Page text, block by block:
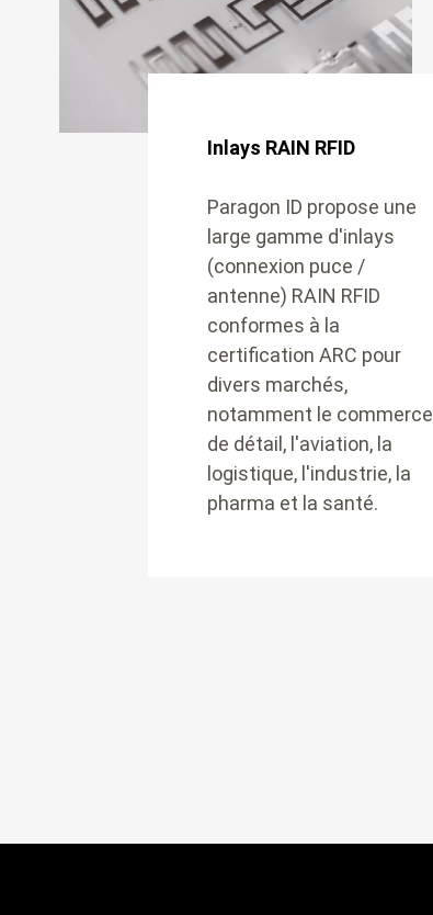
Inlays RAIN RFID
Paragon ID propose une
large gamme d'inlays
(connexion puce /
antenne) RAIN RFID
conformes à la
certification ARC pour
divers marchés,
notamment le commerce
de détail, l'aviation, la
logistique, l'industrie, la
pharma et la santé.